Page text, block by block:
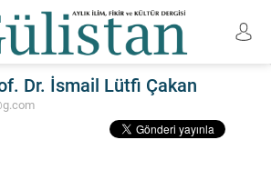
Dr. İsmail Lütfi Çakan